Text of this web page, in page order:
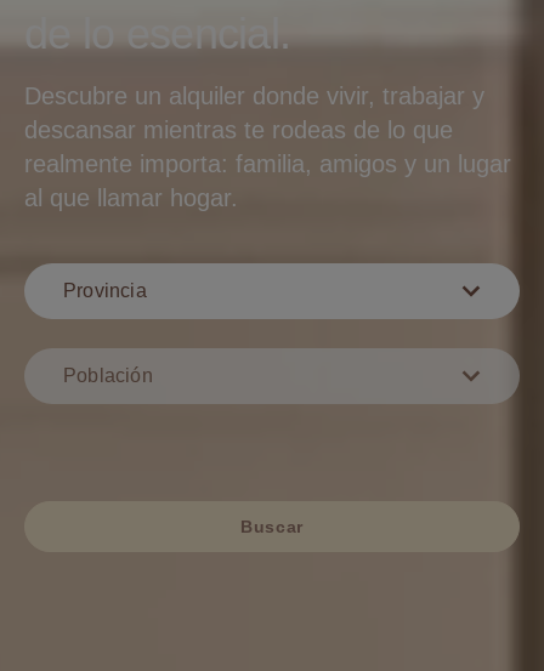
de lo esencial.
Descubre un alquiler donde vivir, trabajar y
descansar mientras te rodeas de lo que
realmente importa: familia, amigos y un lugar
al que llamar hogar.
Provincia
Población
Buscar